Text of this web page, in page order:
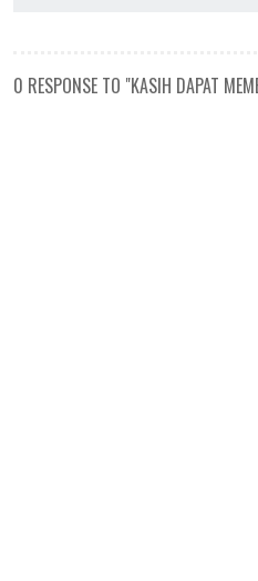
0 RESPONSE TO "KASIH DAPAT